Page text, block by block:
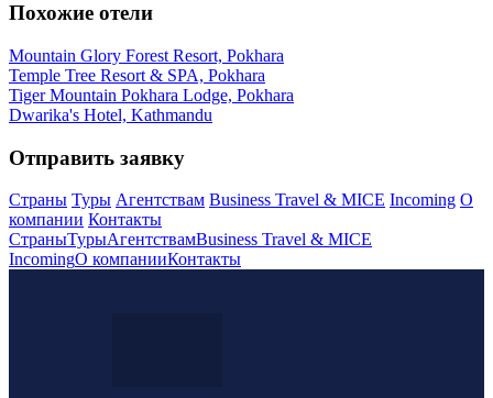
Похожие отели
Mountain Glory Forest Resort, Pokhara
Temple Tree Resort & SPA, Pokhara
Tiger Mountain Pokhara Lodge, Pokhara
Dwarika's Hotel, Kathmandu
Отправить заявку
Страны Туры Агентствам Business Travel & MICE Incoming О
компании Контакты
СтраныТурыАгентствамBusiness Travel & MICE
IncomingО компанииКонтакты